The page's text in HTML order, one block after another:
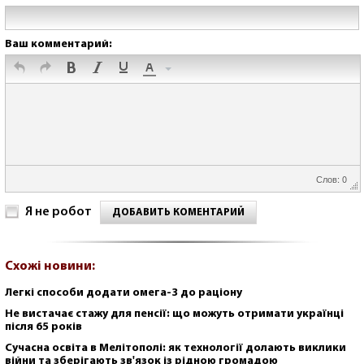
Ваш комментарий:
Слов: 0
Я не робот ДОБАВИТЬ КОМЕНТАРИЙ
Схожі новини:
Легкі способи додати омега-3 до раціону
Не вистачає стажу для пенсії: що можуть отримати українці
після 65 років
Сучасна освіта в Мелітополі: як технології долають виклики
війни та зберігають зв'язок із рідною громадою